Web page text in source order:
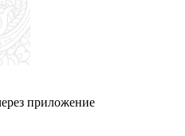
приложение